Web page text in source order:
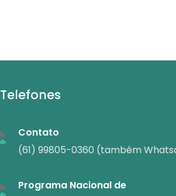
Telefones
Contato
(61) 99805-0360 (também
Programa Nacional de